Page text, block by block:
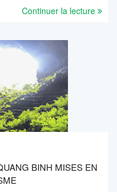
Continuer la lecture
BINH MISES EN